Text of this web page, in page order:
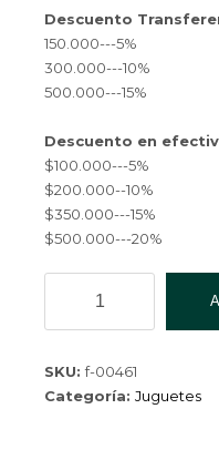
Descuento
150.000---5%
300.000---10%
500.000---15%
Descuento en
$100.000---5%
$200.000--10%
$350.000---15%
$500.000---20%
00461
SKU:f-00461
Categoría: Juguetes